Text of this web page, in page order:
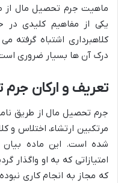
ماهیت جرم تحصیل مال از
یکی از مفاهیم کلیدی در
کلاهبرداری اشتباه گرفته
درک آن ها بسیار ضروری
تعریف و ارکان
شده است. این ماده
امتیازاتی که به او واگذار
که مجاز به انجام کاری